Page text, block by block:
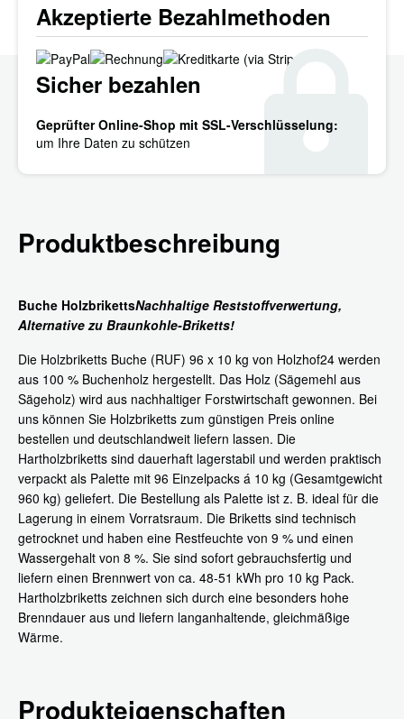
Akzeptierte Bezahlmethoden
Sicher bezahlen
Geprüfter Online-Shop mit SSL-Verschlüsselung:
um Ihre Daten zu schützen
Produktbeschreibung
Buche HolzbrikettsNachhaltige Reststoffverwertung,
Alternative zu Braunkohle-Briketts!
Die Holzbriketts Buche (RUF) 96 x 10 kg von Holzhof24 werden
aus 100 % Buchenholz hergestellt. Das Holz (Sägemehl aus
Sägeholz) wird aus nachhaltiger Forstwirtschaft gewonnen. Bei
uns können Sie Holzbriketts zum günstigen Preis online
bestellen und deutschlandweit liefern lassen. Die
Hartholzbriketts sind dauerhaft lagerstabil und werden praktisch
verpackt als Palette mit 96 Einzelpacks á 10 kg (Gesamtgewicht
960 kg) geliefert. Die Bestellung als Palette ist z. B. ideal für die
Lagerung in einem Vorratsraum. Die Briketts sind technisch
getrocknet und haben eine Restfeuchte von 9 % und einen
Wassergehalt von 8 %. Sie sind sofort gebrauchsfertig und
liefern einen Brennwert von ca. 48-51 kWh pro 10 kg Pack.
Hartholzbriketts zeichnen sich durch eine besonders hohe
Brenndauer aus und liefern langanhaltende, gleichmäßige
Wärme.
Produkteigenschaften